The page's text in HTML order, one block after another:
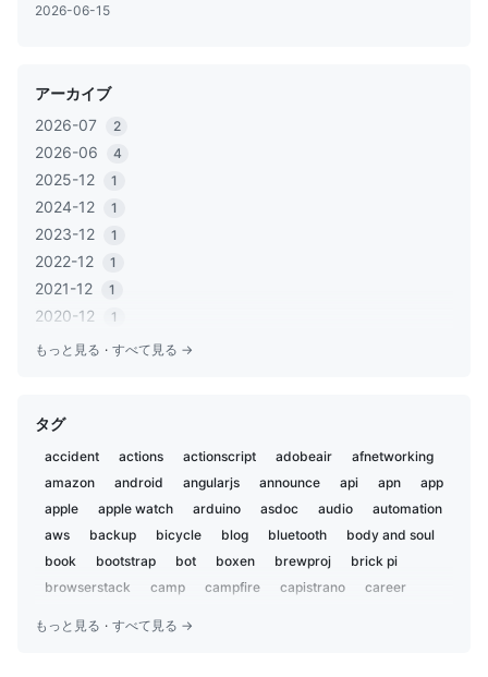
2026-06-15
アーカイブ
2026-07
2
2026-06 4
2025-12 1
2024-12 1
2023-12 1
2022-12 1
2021-12 1
2020-12 1
2020-06 1
2019-11
2019-02
2019-01 1
2018-12 2
2018-07 3
2018-02 1
2018-01 1
2017-09
もっと見る · すべて見る →
タグ
accident actions actionscript adobeair
afnetworking
amazon
android angularjs announce api apn
app
apple
apple watch arduino asdoc audio
automation
aws
backup bicycle blog bluetooth
body and soul
book
bootstrap bot boxen brewproj
brick pi
browserstack
camp campfire capistrano
career
もっと見る · すべて見る →